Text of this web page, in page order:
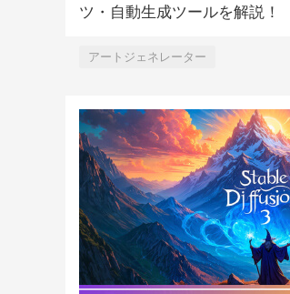
ツ・自動生成ツールを解説！
アートジェネレーター